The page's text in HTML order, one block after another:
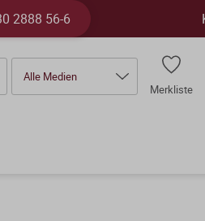
2888 56-6
Alle Medien
Merkliste